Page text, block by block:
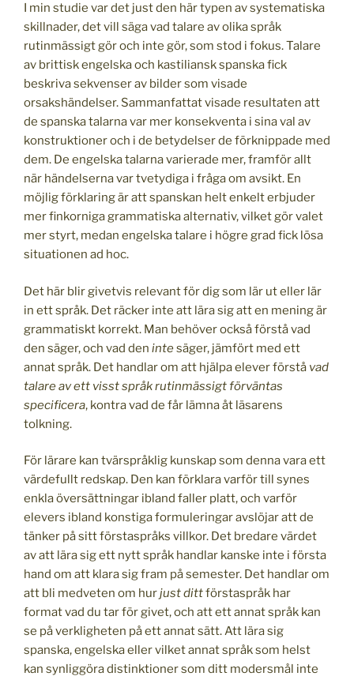
I min studie var det just den här typen av systematiska
skillnader, det vill säga vad talare av olika språk
rutinmässigt gör och inte gör, som stod i fokus. Talare
av brittisk engelska och kastiliansk spanska fick
beskriva sekvenser av bilder som visade
orsakshändelser. Sammanfattat visade resultaten att
de spanska talarna var mer konsekventa i sina val av
konstruktioner och i de betydelser de förknippade med
dem. De engelska talarna varierade mer, framför allt
när händelserna var tvetydiga i fråga om avsikt. En
möjlig förklaring är att spanskan helt enkelt erbjuder
mer finkorniga grammatiska alternativ, vilket gör valet
mer styrt, medan engelska talare i högre grad fick lösa
situationen ad hoc.
Det här blir givetvis relevant för dig som lär ut eller lär
in ett språk. Det räcker inte att lära sig att en mening är
grammatiskt korrekt. Man behöver också förstå vad
den säger, och vad den intesäger, jämfört med ett
annat språk. Det handlar om att hjälpa elever förstå vad
talare av ett visst språk rutinmässigt förväntas
specificera, kontra vad de får lämna åt läsarens
tolkning.
För lärare kan tvärspråklig kunskap som denna vara ett
värdefullt redskap. Den kan förklara varför till synes
enkla översättningar ibland faller platt, och varför
elevers ibland konstiga formuleringar avslöjar att de
tänker på sitt förstaspråks villkor. Det bredare värdet
av att lära sig ett nytt språk handlar kanske inte i första
hand om att klara sig fram på semester. Det handlar om
att bli medveten om hurjust dittförstaspråk har
format vad du tar för givet, och att ett annat språk kan
se på verkligheten på ett annat sätt. Att lära sig
spanska, engelska eller vilket annat språk som helst
kan synliggöra distinktioner som ditt modersmål inte